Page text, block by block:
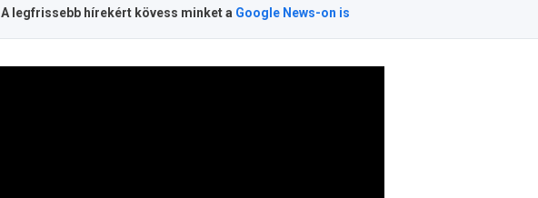
A legfrissebb hírekért kövess minket a Google News-on is